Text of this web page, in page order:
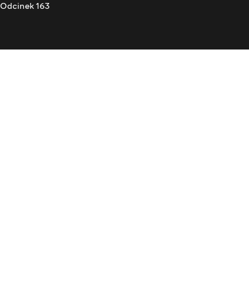
Odcinek 163